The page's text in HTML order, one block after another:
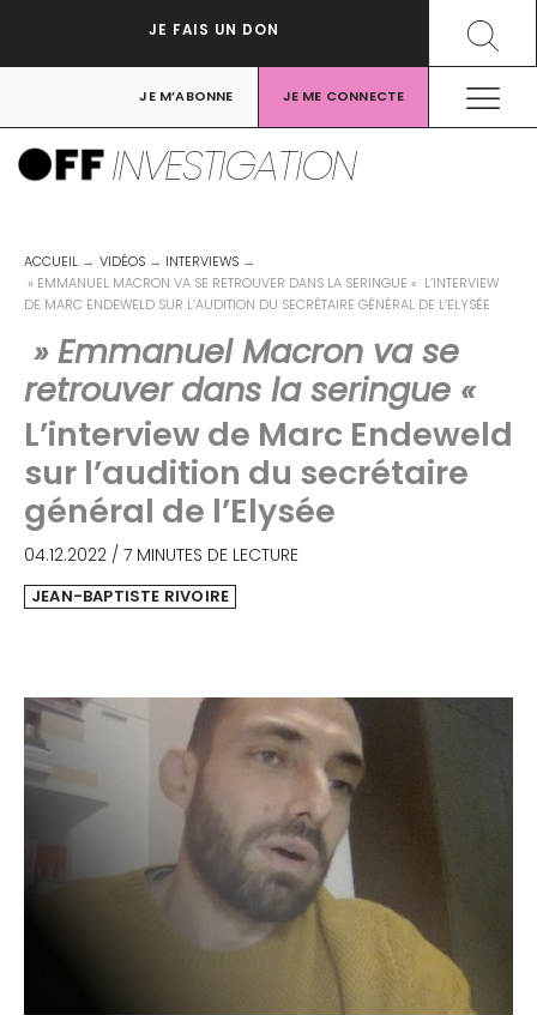
JE FAIS UN DON
JE M’ABONNE JE ME CONNECTE
INVESTIGATION
ACCUEIL VIDÉOS
INTERVIEWS
» EMMANUEL MACRON VA SE RETROUVER DANS LA SERINGUE « L’INTERVIEW
DE MARC ENDEWELD SUR L’AUDITION DU SECRÉTAIRE GÉNÉRAL DE L’ELYSÉE
» Emmanuel Macron va se
retrouver dans la seringue «
L’interview de Marc Endeweld
sur l’audition du secrétaire
général de l’Elysée
04.12.2022 / 7 MINUTES DE LECTURE
JEAN-BAPTISTE RIVOIRE